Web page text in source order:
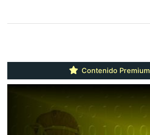
Contenido Premium